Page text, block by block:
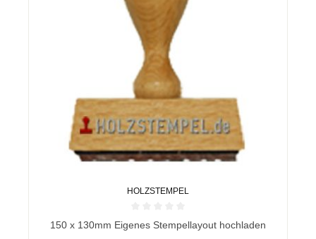
HOLZSTEMPEL
Durchschnittliche Bewertung von 0 von 5 Sternen
150 x 130mm Eigenes Stempellayout hochladen